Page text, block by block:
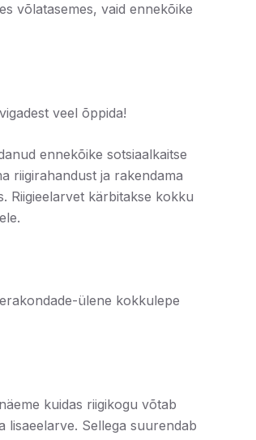
võlatasemes, vaid ennekõike
veel õppida!
ennekõike sotsiaalkaitse
riigirahandust ja rakendama
Riigieelarvet kärbitakse kokku
ülene kokkulepe
kuidas riigikogu võtab
lisaeelarve. Sellega suurendab